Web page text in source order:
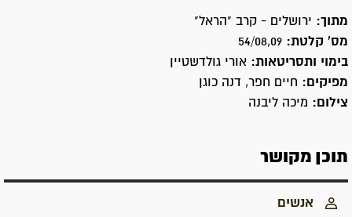
מתוך: ירושלים - קרב "הראל"
מס' קלטת:
בימוי ותסריטאות: אורי גולדשטיין
מפיקים: חיים חפר, דנה כוגן
צילום: מיכה ליבנה
תוכן מקושר
אנשים